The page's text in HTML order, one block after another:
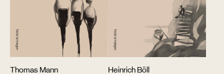
Thomas Mann Heinrich Böll